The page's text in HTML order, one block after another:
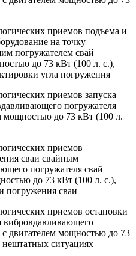
приемов подъема и
на точку
погружателем свай
до 73 кВт (100 л. с.),
угла погружения
приемов запуска
погружателя
мощностью до 73 кВт (100 л.
приемов
сваи свайным
погружателя свай
до 73 кВт (100 л. с.),
погружения сваи
приемов остановки
вибровдавливающего
с двигателем мощностью до 73
ситуациях